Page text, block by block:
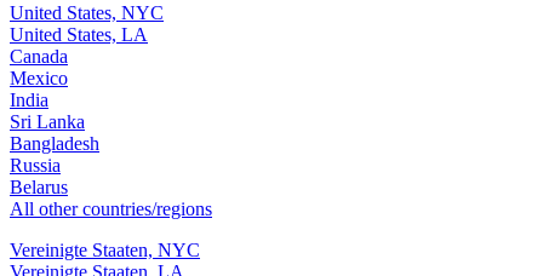
United States, NYC
United States, LA
Canada
Mexico
India
Sri Lanka
Bangladesh
Russia
Belarus
All other countries/regions
Vereinigte Staaten, NYC
Vereinigte Staaten, LA